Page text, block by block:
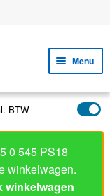
Menu
BTW
0 545 PS18
winkelwagen.
winkelwagen